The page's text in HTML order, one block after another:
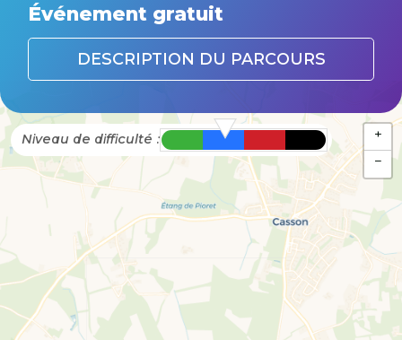
Événement gratuit
DESCRIPTION DU PARCOURS
Niveau de difficulté :
+
−